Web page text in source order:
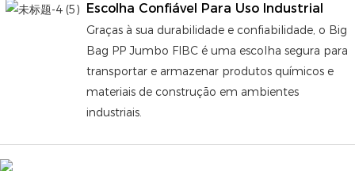
Escolha Confiável Para Uso Industrial
Graças à sua durabilidade e confiabilidade, o Big
Bag PP Jumbo FIBC é uma escolha segura para
transportar e armazenar produtos químicos e
materiais de construção em ambientes
industriais.